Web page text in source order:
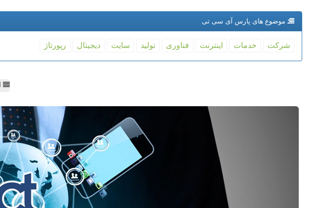
موضوع های پارس آی سی تی
شركت خدمات اینترنت فناوری تولید سایت دیجیتال رپورتاژ